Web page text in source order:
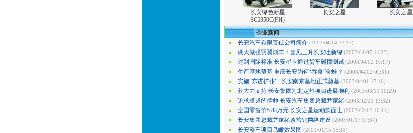
长安绿色新星
SC6350C(FH)
长安之星 长安之星
企业新闻
长安汽车有限责任公司简介 (2003/04/14 22:17)
做大做强羽翼渐丰：喜见三月长安吐新绿 (2003/04/07 11:23)
达到国际标准 长安星卡通过货车碰撞测试 (2003/04/02 10:17)
生产基地奠基 重庆长安为何“吞食”金蛙？ (2003/04/02 09:31)
实施“东进扩张”--长安南京基地正式奠基 (2003/04/01 17:16)
获大力支持 长安集团河北定州项目进展顺利 (2003/03/13 10:29)
追求卓越的儒帅 长安汽车集团总裁尹家绪 (2003/02/21 13:32)
全国零售价5.88万元 长安之星运动款面世 (2003/02/12 10:41)
长安集团总裁尹家绪谈营销网络建设 (2003/01/17 17:37)
长安整车项目鸟瞰效果图 (2003/01/15 15:18)